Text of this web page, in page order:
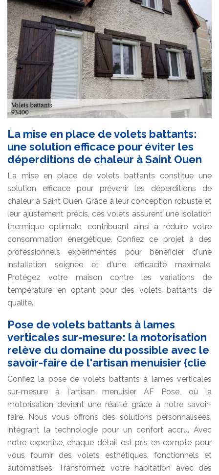
La mise en place de volets battants:
une solution efficace pour éviter les
déperditions de chaleur à Saint Ouen
La mise en place de volets battants constitue une
solution efficace pour prévenir les déperditions de
chaleur à Saint Ouen. Grâce à leur conception robuste et
leur ajustement précis, ces volets assurent une isolation
thermique optimale, contribuant ainsi à réduire votre
consommation énergétique. Confiez ce projet à des
professionnels expérimentés pour bénéficier d'une
installation soignée et d'une efficacité maximale.
Protégez votre maison contre les variations de
température en optant pour des volets battants de
qualité.
Pose de volets battants à lames
verticales sur-mesure: la motorisation
relève du domaine du possible avec le
savoir-faire de l'artisan menuisier {clie
Confiez la pose de volets battants à lames verticales
sur-mesure à l'artisan menuisier AF Pose, où la
motorisation devient une réalité grâce à notre savoir-
faire. Nous vous offrons des solutions personnalisées,
intégrant la technologie pour un confort accru. Avec
notre expertise, chaque détail est pris en compte pour
vous fournir des volets esthétiques, fonctionnels et
automatisés. Transformez votre habitation avec des